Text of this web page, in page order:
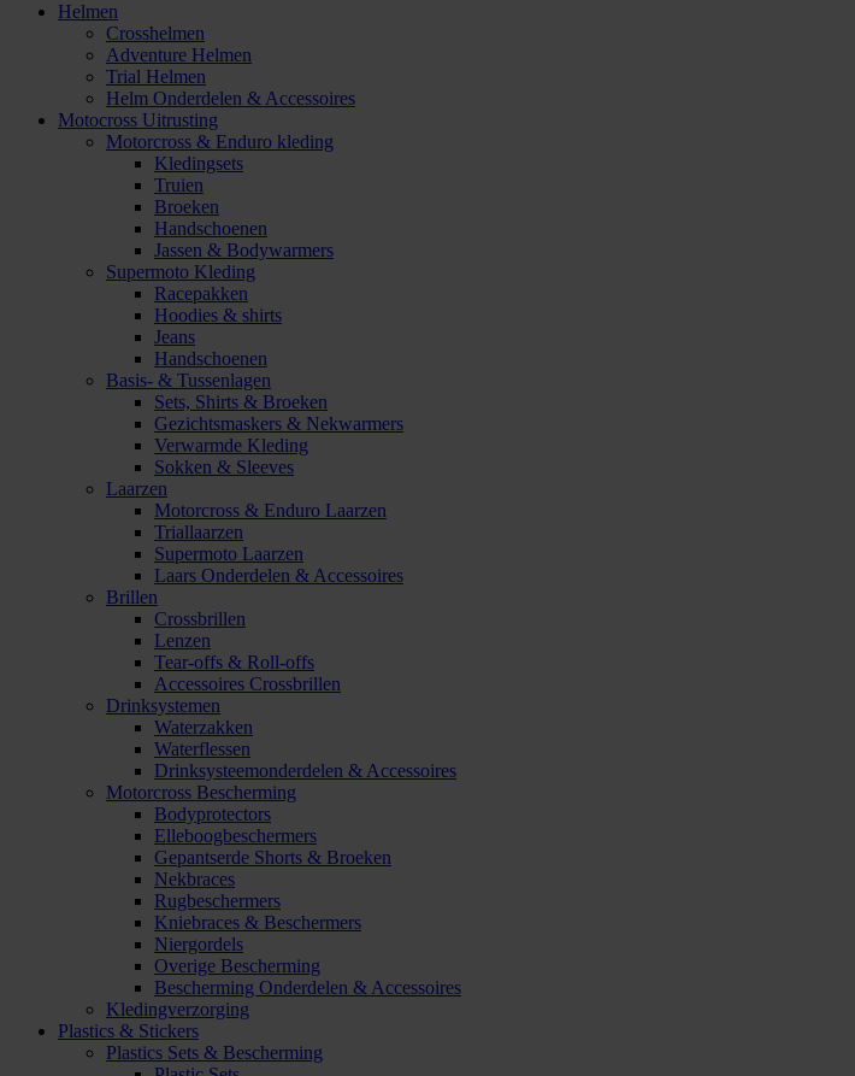
Helmen
Crosshelmen
Adventure Helmen
Trial Helmen
Helm Onderdelen & Accessoires
Motocross Uitrusting
Motorcross & Enduro kleding
Kledingsets
Truien
Broeken
Handschoenen
Jassen & Bodywarmers
Supermoto Kleding
Racepakken
Hoodies & shirts
Jeans
Handschoenen
Basis- & Tussenlagen
Sets, Shirts & Broeken
Gezichtsmaskers & Nekwarmers
Verwarmde Kleding
Sokken & Sleeves
Laarzen
Motorcross & Enduro Laarzen
Triallaarzen
Supermoto Laarzen
Laars Onderdelen & Accessoires
Brillen
Crossbrillen
Lenzen
Tear-offs & Roll-offs
Accessoires Crossbrillen
Drinksystemen
Waterzakken
Waterflessen
Drinksysteemonderdelen & Accessoires
Motorcross Bescherming
Bodyprotectors
Elleboogbeschermers
Gepantserde Shorts & Broeken
Nekbraces
Rugbeschermers
Kniebraces & Beschermers
Niergordels
Overige Bescherming
Bescherming Onderdelen & Accessoires
Kledingverzorging
Plastics & Stickers
Plastics Sets & Bescherming